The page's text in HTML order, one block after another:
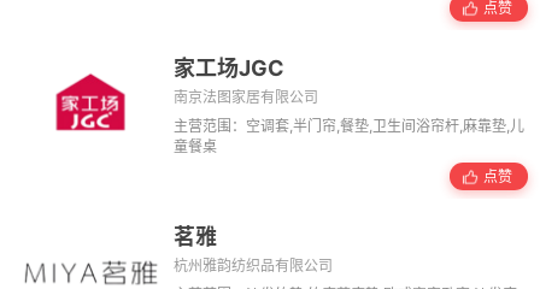
点赞
家工场JGC
南京法图家居有限公司
主营范围：空调套,半门帘,餐垫,卫生间浴帘杆,麻靠垫,儿
童餐桌
点赞
茗雅
杭州雅韵纺织品有限公司